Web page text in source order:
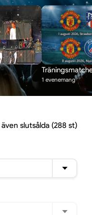
1 evenemang
även slutsålda (288 st)